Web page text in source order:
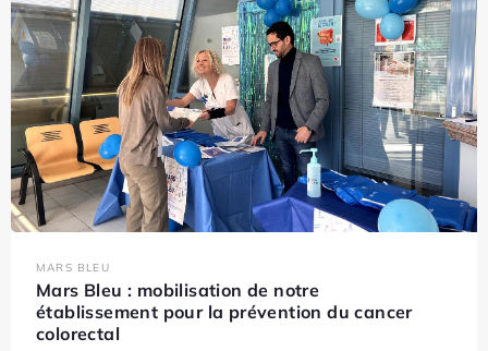
MARS BLEU
Mars Bleu : mobilisation de notre
établissement pour la prévention du cancer
colorectal